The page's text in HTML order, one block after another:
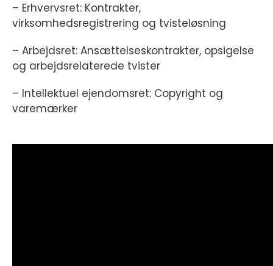
– Erhvervsret: Kontrakter,
virksomhedsregistrering og tvisteløsning
– Arbejdsret: Ansættelseskontrakter, opsigelse
og arbejdsrelaterede tvister
– Intellektuel ejendomsret: Copyright og
varemærker